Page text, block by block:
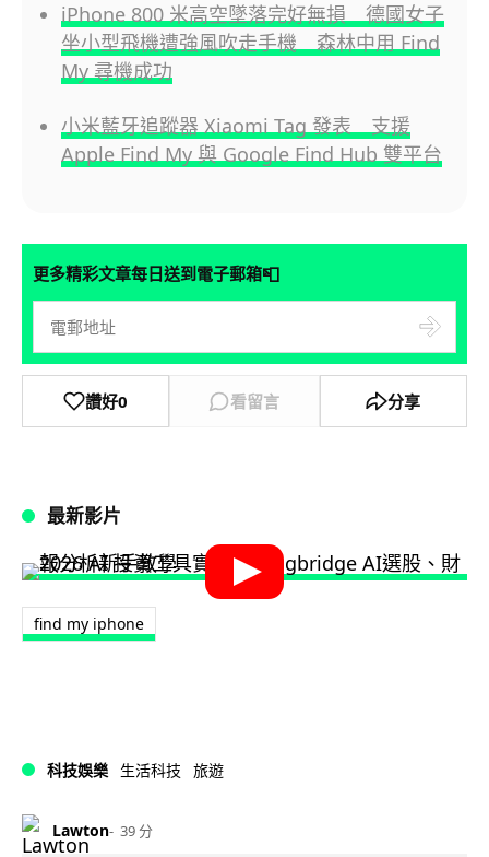
iPhone 800 米高空墜落完好無損 德國女子
坐小型飛機遭強風吹走手機 森林中用 Find
My 尋機成功
小米藍牙追蹤器 Xiaomi Tag 發表 支援
Apple Find My 與 Google Find Hub 雙平台
更多精彩文章每日送到電子郵箱📮
讚好0 看留言 分享
最新影片
find my iphone
科技娛樂 生活科技 旅遊
Lawton 39 分